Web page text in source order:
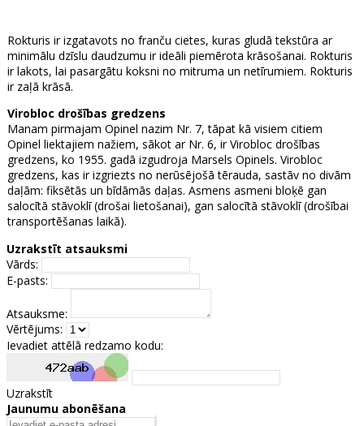
Rokturis ir izgatavots no franču cietes, kuras gludā tekstūra ar
minimālu dzīslu daudzumu ir ideāli piemērota krāsošanai. Rokturis
ir lakots, lai pasargātu koksni no mitruma un netīrumiem. Rokturis
ir zaļā krāsā.
Virobloc drošības gredzens
Manam pirmajam Opinel nazim Nr. 7, tāpat kā visiem citiem
Opinel liektajiem nažiem, sākot ar Nr. 6, ir Virobloc drošības
gredzens, ko 1955. gadā izgudroja Marsels Opinels. Virobloc
gredzens, kas ir izgriezts no nerūsējošā tērauda, sastāv no divām
daļām: fiksētās un bīdāmās daļas. Asmens asmeni bloķē gan
salocītā stāvoklī (drošai lietošanai), gan salocītā stāvoklī (drošībai
transportēšanas laikā).
Uzrakstīt atsauksmi
Vārds:
E-pasts:
Atsauksme:
Vērtējums:
Ievadiet attēlā redzamo kodu:
Uzrakstīt
Jaunumu abonēšana